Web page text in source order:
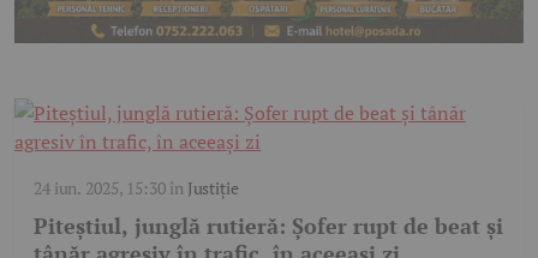
24 iun. 2025, 15:30în Justiție
Piteștiul, junglă rutieră: Șofer rupt de beat și